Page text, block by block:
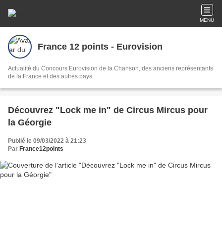
MENU
France 12 points - Eurovision
Actualité du Concours Eurovision de la Chanson, des anciens représentants
de la France et des autres pays.
Découvrez "Lock me in" de Circus Mircus pour
la Géorgie
Publié le 09/03/2022 à 21:23
Par France12points